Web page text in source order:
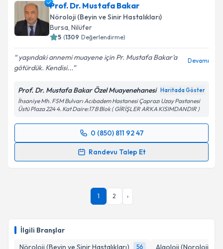
İlgili Branşlar
Nöroloji (Beyin ve Sinir Hastalıkları)
56 Algoloji (Noroloji)
takvim hazırlandığında e-posta ile bilgilendireceğiz.
E-posta Adresiniz
'ni okudum ve kişisel verilerimin belirtilen
kapsamda işlenmesini kabul ediyorum.
Takvim Talebini Gönder
Prof. Dr. Mustafa Bakar
Nöroloji (Beyin ve Sinir Hastalıkları)
Bursa, Nilüfer
5 (1309 Değerlendirme)
yaşındaki annemi muayene için Pr. Mustafa Bakar'a
götürdük. Kendisi...
Devamı
Prof. Dr. Mustafa Bakar Özel Muayenehanesi Haritada Göster
İhsaniye Mh. FSM Bulvarı Acıbadem Hastanesi Çaprazı Uzay Pastanesi
Üstü Plaza 224 4. Kat Daire:17 B Blok ( GİRİŞLER ARKA KISIMDANDIR )
0 (850) 811 92 47
Randevu Talep Et
Randevu Takvimi Talebi
takvim hazırlandığında e-posta ile bilgilendireceğiz.
1 2 ›